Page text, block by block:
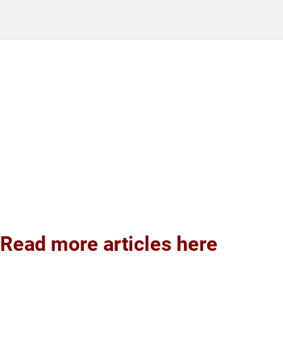
Read more articles here